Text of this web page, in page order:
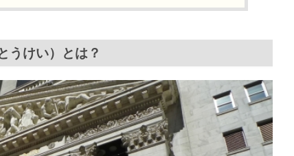
うけい）とは？